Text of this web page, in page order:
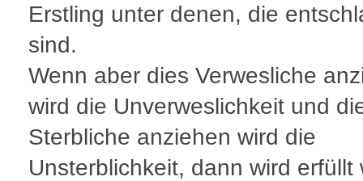
Erstling unter denen, die
sind.
Wenn aber dies Verwesliche
wird die Unverweslichkeit und
Sterbliche anziehen wird die
Unsterblichkeit, dann wird erfüllt